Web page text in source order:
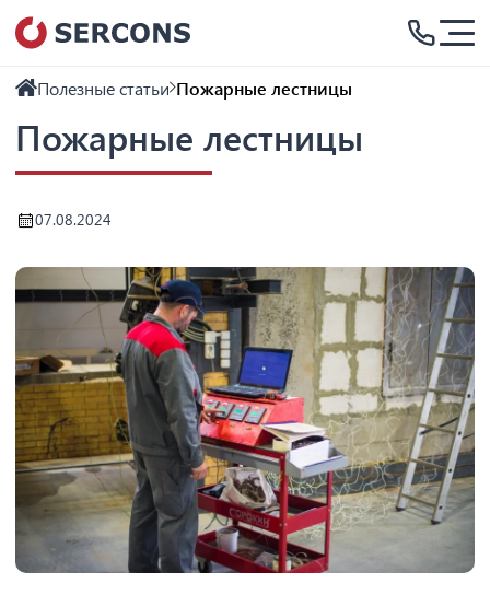
Полезные статьи Пожарные лестницы
Пожарные лестницы
07.08.2024